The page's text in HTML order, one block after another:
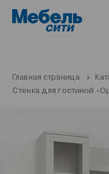
Главная страница
Стенка для гостиной